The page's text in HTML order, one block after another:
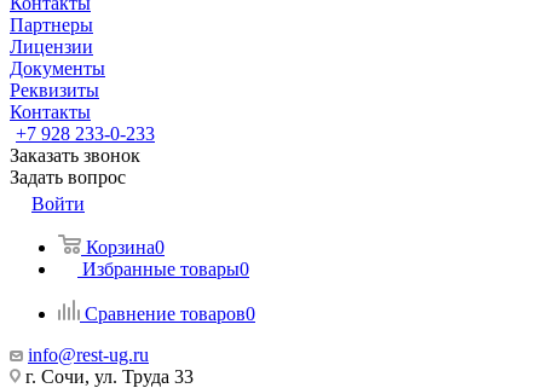
Партнеры
Лицензии
Документы
Реквизиты
Контакты
+7 928 233-0-233
Заказать звонок
Задать вопрос
Войти
Корзина0
Избранные товары0
Сравнение товаров0
info@rest-ug.ru
г. Сочи, ул. Труда 33